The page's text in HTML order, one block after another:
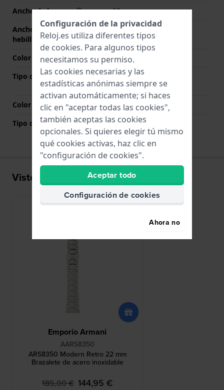
Ancho de las asas
22 mm
Ancho de correa en la
hebilla
18 mm
Color de correa
Plateado
Tipo de cierre
Cierre de mariposa con
botones
Color del cierre
Plateado
Tipo de montaje
Pasadores de resorte
Visto recientemente
Emporio Armani
AARS8350
ARS8350 Modern Retro 22 mm
Brazalete de acero inoxidable
185,00 € 144,95 €
Configuración de la privacidad
Reloj.es utiliza diferentes tipos
de cookies. Para algunos tipos
necesitamos su permiso.
Las cookies necesarias y las
estadísticas anónimas siempre se
activan automáticamente; si haces
clic en "aceptar todas las cookies",
también aceptas las cookies
opcionales. Si quieres elegir tú mismo
qué cookies activas, haz clic en
"configuración de cookies".
Aceptar todo
Configuración de cookies
Ahora no